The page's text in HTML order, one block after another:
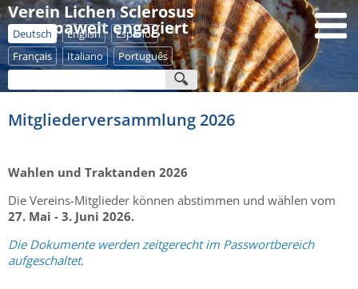
Verein Lichen Sclerosus
- europaweit engagiert
Deutsch English
Español
Français
Italiano Português
Mitgliederversammlung 2026
Wahlen und Traktanden 2026
Die Vereins-Mitglieder können abstimmen und wählen vom
27. Mai - 3. Juni 2026.
Die Dokumente werden zeitgerecht im Passwortbereich
aufgeschaltet.